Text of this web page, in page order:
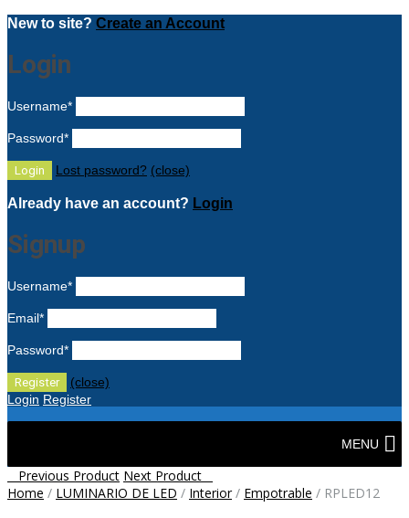
New to site? Create an Account
Login
Username*
Password*
Lost password? (close)
Already have an account? Login
Signup
Username*
Email*
Password*
(close)
Login Register
Skip
MENU
Post
navigation
Previous Product Next Product
Home / LUMINARIO DE LED / Interior/ Empotrable / RPLED12